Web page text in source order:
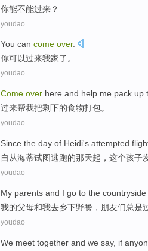
你能不能过来 ？
youdao
You can come over.
你可以过来我家了。
youdao
Come over here and help me pack up
过来帮我把剩下的食物打包。
youdao
Since the day of Heidi's attempted
自从海蒂试图逃跑的那天起， 这个孩子
youdao
My parents and I go to the countryside
我的父母和我去乡下野餐 ， 朋友们总是
youdao
We meet together and we say, if